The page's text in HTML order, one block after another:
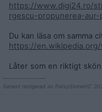
https://www.digi24.ro/
rgescu-propunerea-
Du kan läsa om samma
https://en.wikipedia.org/
Låter som en riktigt
Senast redigerad av PatsyStoneHC